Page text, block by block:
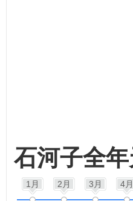
石河子全
1月 2月 3月 4月